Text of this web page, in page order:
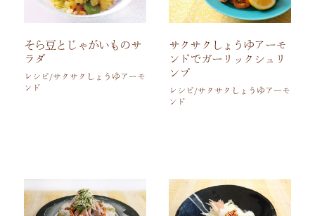
そら豆とじゃがいものサ
ラダ
レシピ/サクサクしょうゆアーモ
ンド
サクサクしょうゆアーモ
ンドでガーリックシュリ
ンプ
レシピ/サクサクしょうゆアーモ
ンド